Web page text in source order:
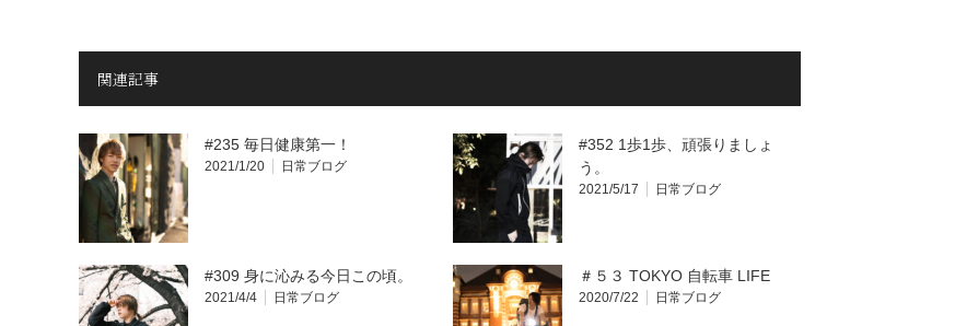
関連記事
#235 毎日健康第一！
2021/1/20 日常ブログ
#352 1歩1歩、頑張りましょ
う。
2021/5/17 日常ブログ
#309 身に沁みる今日この頃。
2021/4/4 日常ブログ
＃５３ TOKYO 自転車 LIFE
2020/7/22 日常ブログ